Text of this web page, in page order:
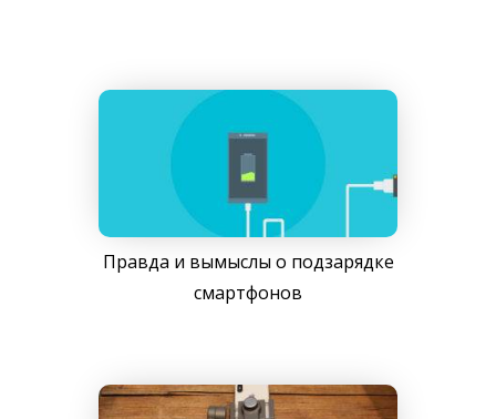
Правда и вымыслы о подзарядке
смартфонов